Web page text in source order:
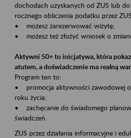
dochodach uzyskanych od ZUS lub
rocznego obliczenia podatku przez
• możesz zarezerwować wizytę;
• możesz też złożyć wniosek o
Aktywni 50+ to inicjatywa, która
atutem, a doświadczenie ma realną
Program ten to:
• promocja aktywności zawodowej
roku życia;
• zachęcanie do świadomego
świadczeń.
ZUS przez działania informacyjne i